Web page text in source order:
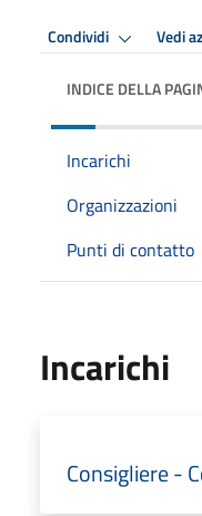
Condividi Vedi
INDICE DELLA
Incarichi
Organizzazioni
Punti di contatto
Incarichi
Consigliere -